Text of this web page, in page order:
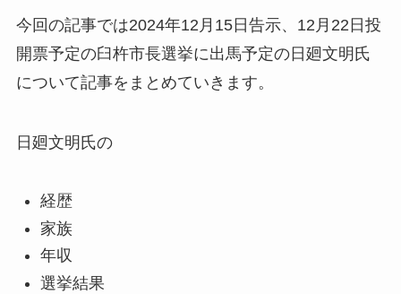
今回の記事では2024年12月15日告示、12月22日投
開票予定の臼杵市長選挙に出馬予定の日廻文明氏
について記事をまとめていきます。
日廻文明氏の
経歴
家族
年収
選挙結果